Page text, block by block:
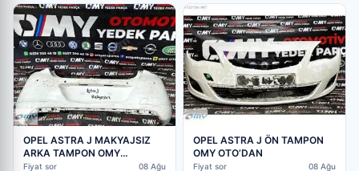
OPEL ASTRA J MAKYAJSIZ
ARKA TAMPON OMY
OTO’DAN
Fiyat sor 08 Ağu
OPEL ASTRA J ÖN TAMPON
OMY OTO’DAN
Fiyat sor 08 Ağu